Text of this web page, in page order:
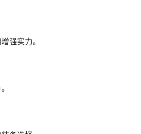
强实力。